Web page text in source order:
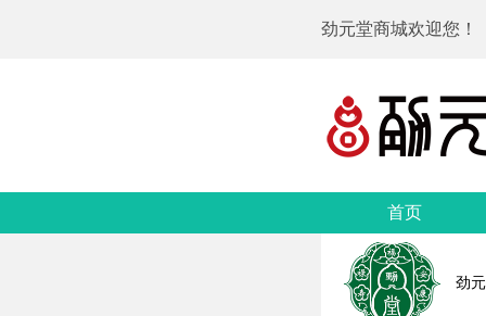
劲元堂商城欢迎您！
首页
劲